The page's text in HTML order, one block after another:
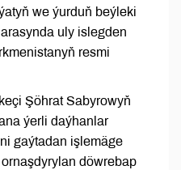
we ýurduň beýleki
uly islegden
resmi
Şöhrat Sabyrowyň
ýerli daýhanlar
gaýtadan işlemäge
döwrebap